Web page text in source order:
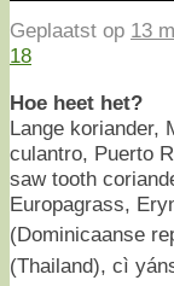
Geplaatst op 13
18
Hoe heet het?
Lange koriander,
culantro, Puerto
saw tooth
Europagrass,
(Dominicaanse
(Thailand), cì